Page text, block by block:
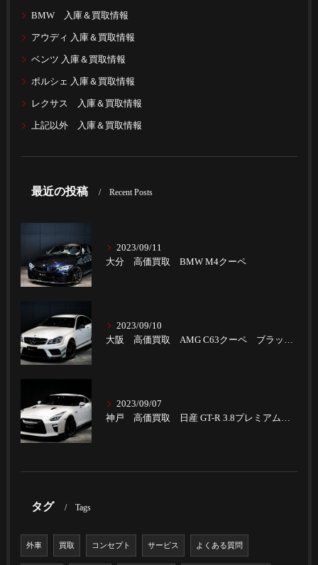
BMW 入庫＆買取情報
アウディ 入庫＆買取情報
ベンツ 入庫＆買取情報
ポルシェ 入庫＆買取情報
レクサス 入庫＆買取情報
上記以外 入庫＆買取情報
最近の投稿 Recent Posts
2023/09/11
大分 高価買取 BMW M4クーペ
2023/09/10
大阪 高価買取 AMG C63クーペ ブラックSパフォーマンス
2023/09/07
神戸 高価買取 日産 GT-R 3.8プレミアムエディション
タグ Tags
外車 買取 コンセプト サービス よくある質問